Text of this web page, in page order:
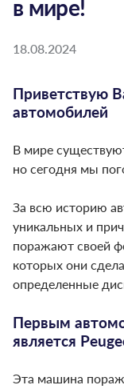
в мире!
18.08.2024
Приветствую
автомобилей
В мире
но сегодня мы
За всю историю
уникальных и
поражают своей
которых они
определенные
Первым
является
Эта машина